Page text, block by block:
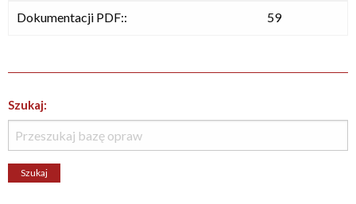
Dokumentacji PDF:: 59
Szukaj: